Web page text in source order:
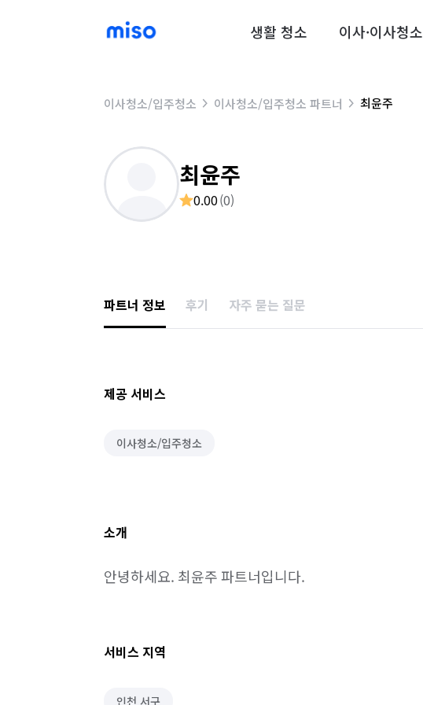
생활 청소 이사·이사청소
이사청소/입주청소 이사청소/입주청소 파트너 최윤주
최윤주
0.00(0)
파트너 정보 후기 자주 묻는 질문
제공 서비스
이사청소/입주청소
소개
안녕하세요. 최윤주 파트너입니다.
서비스 지역
인천 서구